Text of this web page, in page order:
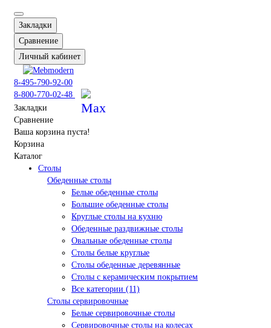
Закладки
Сравнение
Личный кабинет
8-495-790-92-00
8-800-770-02-48
Закладки
Сравнение
Ваша корзина пуста!
Корзина
Каталог
Столы
Обеденные столы
Белые обеденные столы
Большие обеденные столы
Круглые столы на кухню
Обеденные раздвижные столы
Овальные обеденные столы
Столы белые круглые
Столы обеденные деревянные
Столы с керамическим покрытием
Все категории (11)
Столы сервировочные
Белые сервировочные столы
Сервировочные столы на колесах